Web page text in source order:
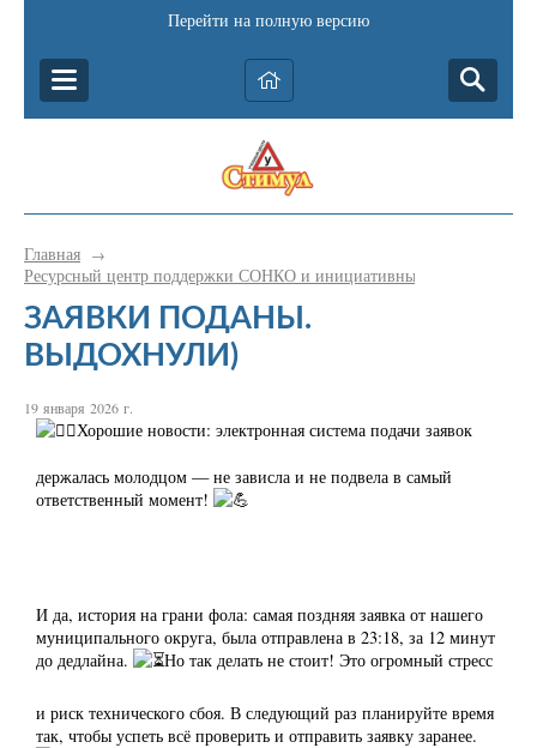
Перейти на полную версию
Главная →
Ресурсный центр поддержки СОНКО и инициативных граждан
ЗАЯВКИ ПОДАНЫ.
ВЫДОХНУЛИ)
19 января 2026 г.
Хорошие новости: электронная система подачи заявок
держалась молодцом — не зависла и не подвела в самый
ответственный момент!
И да, история на грани фола: самая поздняя заявка от нашего
муниципального округа, была отправлена в 23:18, за 12 минут
до дедлайна.
Но так делать не стоит! Это огромный стресс
и риск технического сбоя. В следующий раз планируйте время
так, чтобы успеть всё проверить и отправить заявку заранее.